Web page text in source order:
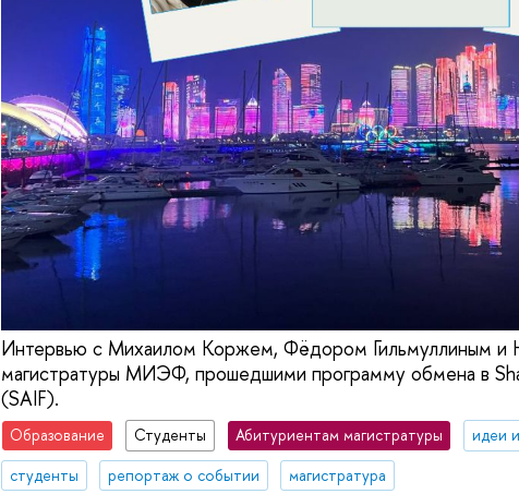
Интервью с Михаилом Коржем, Фёдором Гильмуллиным
магистратуры МИЭФ, прошедшими программу обмена в
(SAIF).
Образование Студенты Абитуриентам магистратуры
идеи
студенты
репортаж о событии магистратура